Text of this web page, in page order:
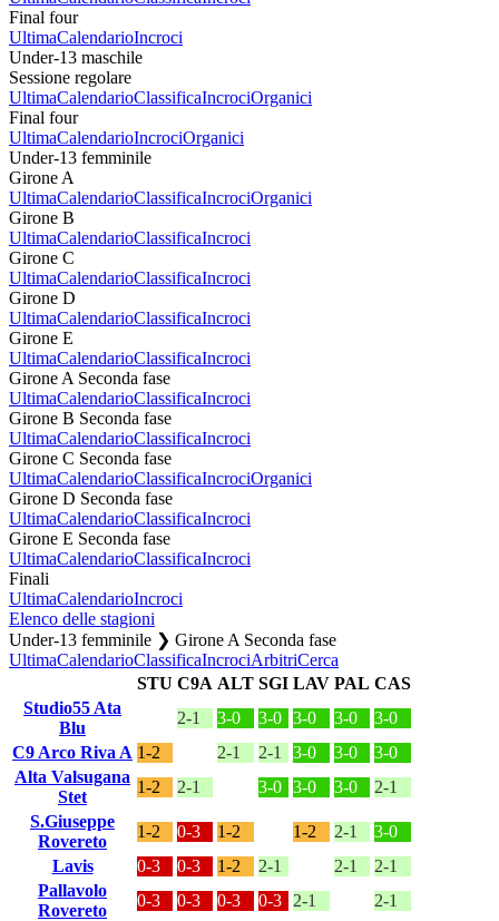
Final four
UltimaCalendarioIncroci
Under-13 maschile
Sessione regolare
UltimaCalendarioClassificaIncrociOrganici
Final four
UltimaCalendarioIncrociOrganici
Under-13 femminile
Girone A
UltimaCalendarioClassificaIncrociOrganici
Girone B
UltimaCalendarioClassificaIncroci
Girone C
UltimaCalendarioClassificaIncroci
Girone D
UltimaCalendarioClassificaIncroci
Girone E
UltimaCalendarioClassificaIncroci
Girone A Seconda fase
UltimaCalendarioClassificaIncroci
Girone B Seconda fase
UltimaCalendarioClassificaIncroci
Girone C Seconda fase
UltimaCalendarioClassificaIncrociOrganici
Girone D Seconda fase
UltimaCalendarioClassificaIncroci
Girone E Seconda fase
UltimaCalendarioClassificaIncroci
Finali
UltimaCalendarioIncroci
Elenco delle stagioni
Under-13 femminile ❯ Girone A Seconda fase
UltimaCalendarioClassificaIncrociArbitriCerca
STU C9A ALT SGI LAV PAL CAS
Studio55 Ata
Blu
2-1 3-0 3-0 3-0 3-0
3-0
C9 Arco Riva A 1-2 2-1 2-1 3-0 3-0
3-0
Alta Valsugana
Stet
1-2 2-1 3-0 3-0 3-0
2-1
S.Giuseppe
Rovereto
1-2 0-3 1-2 1-2 2-1
3-0
Lavis
0-3 0-3 1-2 2-1 2-1
2-1
Pallavolo
Rovereto
0-3 0-3 0-3 0-3 2-1
2-1